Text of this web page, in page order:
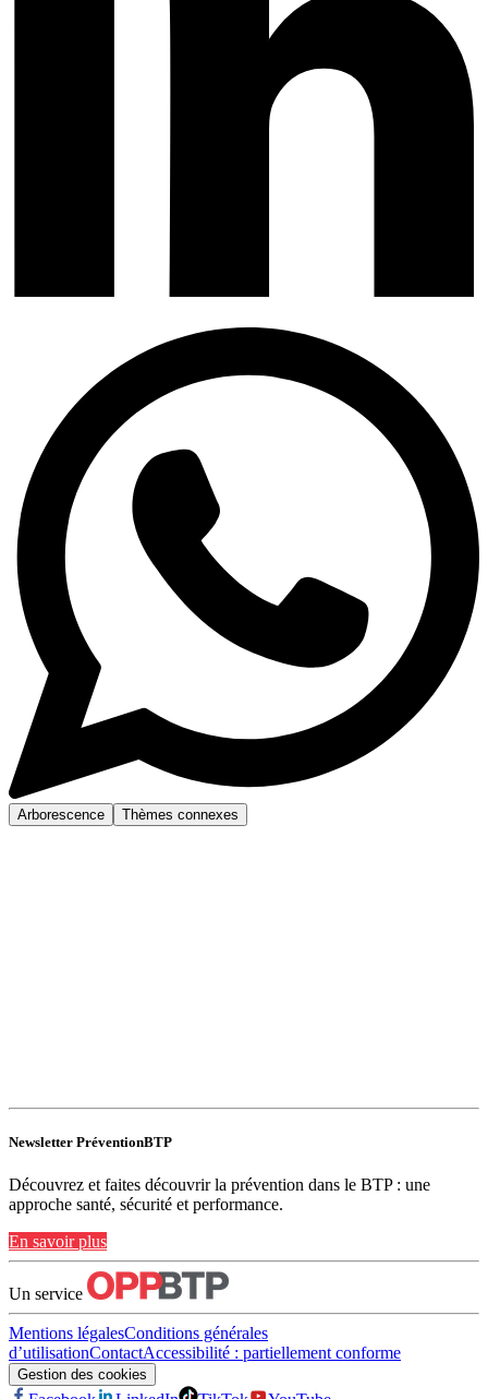
Arborescence Thèmes connexes
Newsletter PréventionBTP
Découvrez et faites découvrir la prévention dans le BTP : une
approche santé, sécurité et performance.
En savoir plus
Un service
Mentions légalesConditions générales
d’utilisationContactAccessibilité : partiellement conforme
Gestion des cookies